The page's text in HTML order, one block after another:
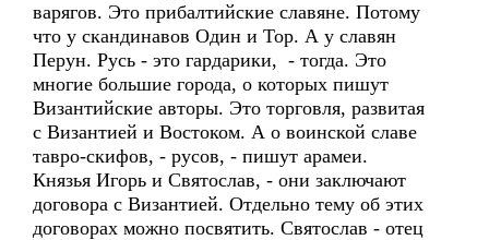
варягов. Это прибалтийские славяне. Потому
что у скандинавов Один и Тор. А у славян
Перун. Русь - это гардарики, - тогда. Это
многие большие города, о которых пишут
Византийские авторы. Это торговля, развитая
с Византией и Востоком. А о воинской славе
тавро-скифов, - русов, - пишут арамеи.
Князья Игорь и Святослав, - они заключают
договора с Византией. Отдельно тему об этих
договорах можно посвятить. Святослав - отец